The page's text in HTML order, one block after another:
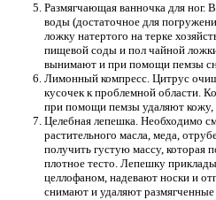
Размягчающая ванночка для ног.
воды (достаточное для
ложку натертого на терке
пищевой соды и пол чайной
вынимают и при помощи пемзы
Лимонный компресс. Цитрус
кусочек к проблемной области.
при помощи пемзы удаляют кожу,
Целебная лепешка. Необходимо
растительного масла, меда,
получить густую массу, которая
плотное тесто. Лепешку
целлофаном, надевают носки и
снимают и удаляют размягченные